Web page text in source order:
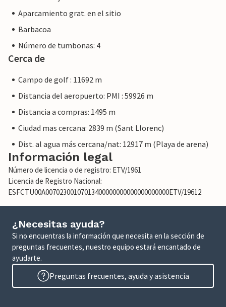
proporcionaremos el mismo nivel de servicio al cliente y su
estancia no será diferente a reservar alojamiento con un
propietario profesional.
Aparcamiento grat. en el sitio
Barbacoa
Número de tumbonas: 4
Cerca de
Campo de golf : 11692 m
Distancia del aeropuerto: PMI : 59926 m
Distancia a compras: 1495 m
Ciudad mas cercana: 2839 m (Sant Llorenc)
Dist. al agua más cercana/nat: 12917 m (Playa de arena)
Información legal
Número de licencia o de registro: ETV/1961
Licencia de Registro Nacional:
ESFCTU00A00702300107013400000000000000000000ETV/19612
¿Necesitas ayuda?
Si no encuentras la información que necesita en la sección de
preguntas frecuentes, nuestro equipo estará encantado de
ayudarte.
Preguntas frecuentes, ayuda y asistencia